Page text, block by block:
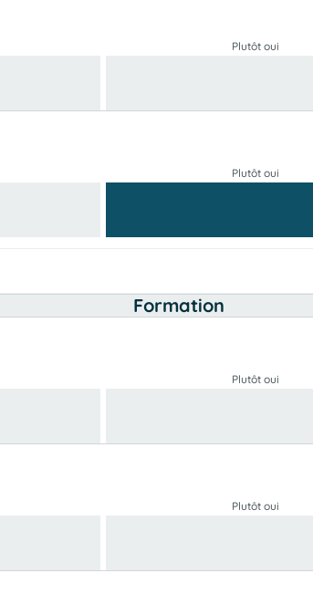
Plutôt oui
Plutôt oui
Formation
Plutôt oui
Plutôt oui